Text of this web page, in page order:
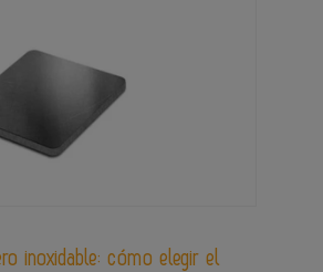
inoxidable: cómo elegir el